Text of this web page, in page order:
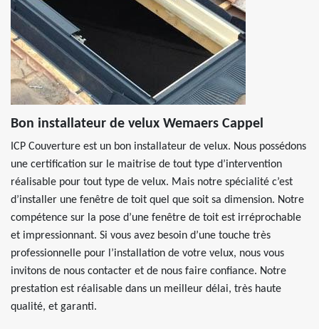
Bon installateur de velux Wemaers Cappel
ICP Couverture est un bon installateur de velux. Nous possédons
une certification sur le maitrise de tout type d’intervention
réalisable pour tout type de velux. Mais notre spécialité c’est
d’installer une fenêtre de toit quel que soit sa dimension. Notre
compétence sur la pose d’une fenêtre de toit est irréprochable
et impressionnant. Si vous avez besoin d’une touche très
professionnelle pour l’installation de votre velux, nous vous
invitons de nous contacter et de nous faire confiance. Notre
prestation est réalisable dans un meilleur délai, très haute
qualité, et garanti.